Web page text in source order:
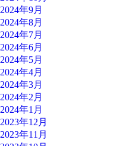
2024年9月
2024年8月
2024年7月
2024年6月
2024年5月
2024年4月
2024年3月
2024年2月
2024年1月
2023年12月
2023年11月